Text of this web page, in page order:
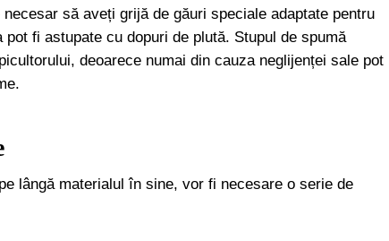
să aveți grijă de găuri speciale adaptate pentru
fi astupate cu dopuri de plută. Stupul de spumă
deoarece numai din cauza neglijenței sale pot
lângă materialul în sine, vor fi necesare o serie de